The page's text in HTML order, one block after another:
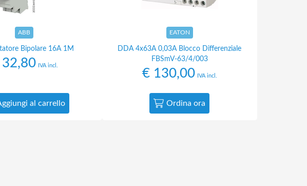
ABB
Bipolare 16A 1M
IVA incl.
al carrello
EATON
DDA 4x63A 0,03A Blocco Differenziale
FBSmV-63/4/003
€130,00 IVA incl.
Ordina ora